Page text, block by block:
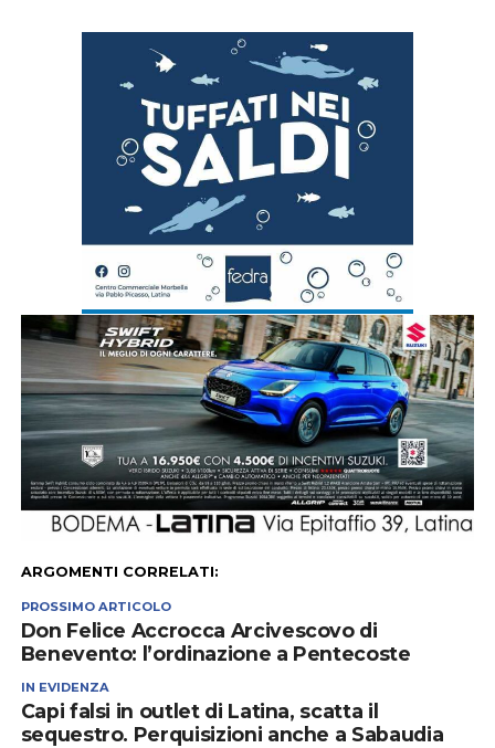
ARGOMENTI CORRELATI:
PROSSIMO ARTICOLO
Don Felice Accrocca Arcivescovo di
Benevento: l’ordinazione a Pentecoste
IN EVIDENZA
Capi falsi in outlet di Latina, scatta il
sequestro. Perquisizioni anche a Sabaudia